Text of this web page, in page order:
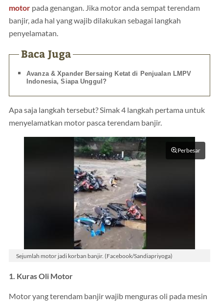
motor pada genangan. Jika motor anda sempat terendam
banjir, ada hal yang wajib dilakukan sebagai langkah
penyelamatan.
Baca Juga
Avanza & Xpander Bersaing Ketat di Penjualan LMPV
Indonesia, Siapa Unggul?
Apa saja langkah tersebut? Simak 4 langkah pertama untuk
menyelamatkan motor pasca terendam banjir.
Perbesar
Sejumlah motor jadi korban banjir. (Facebook/Sandiapriyoga)
1. Kuras Oli Motor
Motor yang terendam banjir wajib menguras oli pada mesin